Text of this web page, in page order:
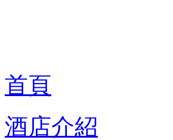
首頁
酒店介紹